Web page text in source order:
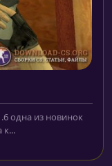
одна из новинок
к...